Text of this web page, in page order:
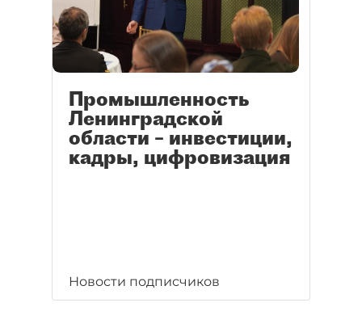
Промышленность
Ленинградской
области – инвестиции,
кадры, цифровизация
Новости подписчиков